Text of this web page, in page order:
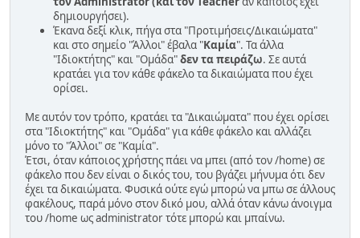
δημιουργήσει).
Έκανα δεξί κλικ, πήγα στα "Προτιμήσεις/Δικαιώματα"
και στο σημείο "Άλλοι" έβαλα "Καμία". Τα άλλα
"Ιδιοκτήτης" και "Ομάδα"δεν τα πειράζω. Σε αυτά
κρατάει για τον κάθε φάκελο τα δικαιώματα που έχει
ορίσει.
Με αυτόν τον τρόπο, κρατάει τα "Δικαιώματα" που έχει ορίσει
στα "Ιδιοκτήτης" και "Ομάδα" για κάθε φάκελο και αλλάζει
μόνο το "Άλλοι" σε "Καμία".
Έτσι, όταν κάποιος χρήστης πάει να μπει (από τον /home) σε
φάκελο που δεν είναι ο δικός του, του βγάζει μήνυμα ότι δεν
έχει τα δικαιώματα. Φυσικά ούτε εγώ μπορώ να μπω σε άλλους
φακέλους, παρά μόνο στον δικό μου, αλλά όταν κάνω άνοιγμα
του /home ως administrator τότε μπορώ και μπαίνω.